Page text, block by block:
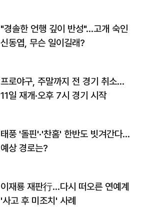
"경솔한 언행 깊이 반성"…고개 숙인
신동엽, 무슨 일이길래?
프로야구, 주말까지 전 경기 취소…
11일 재개·오후 7시 경기 시작
태풍 '돌핀'·'찬홈' 한반도 빗겨간다…
예상 경로는?
이재룡 재판行…다시 떠오른 연예계
'사고 후 미조치' 사례